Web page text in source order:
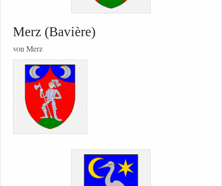
Merz (Bavière)
von Merz